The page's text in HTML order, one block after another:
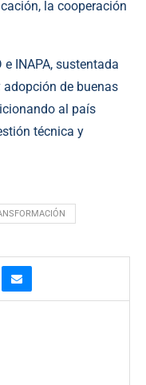
la cooperación
INAPA, sustentada
de buenas
al país
técnica y